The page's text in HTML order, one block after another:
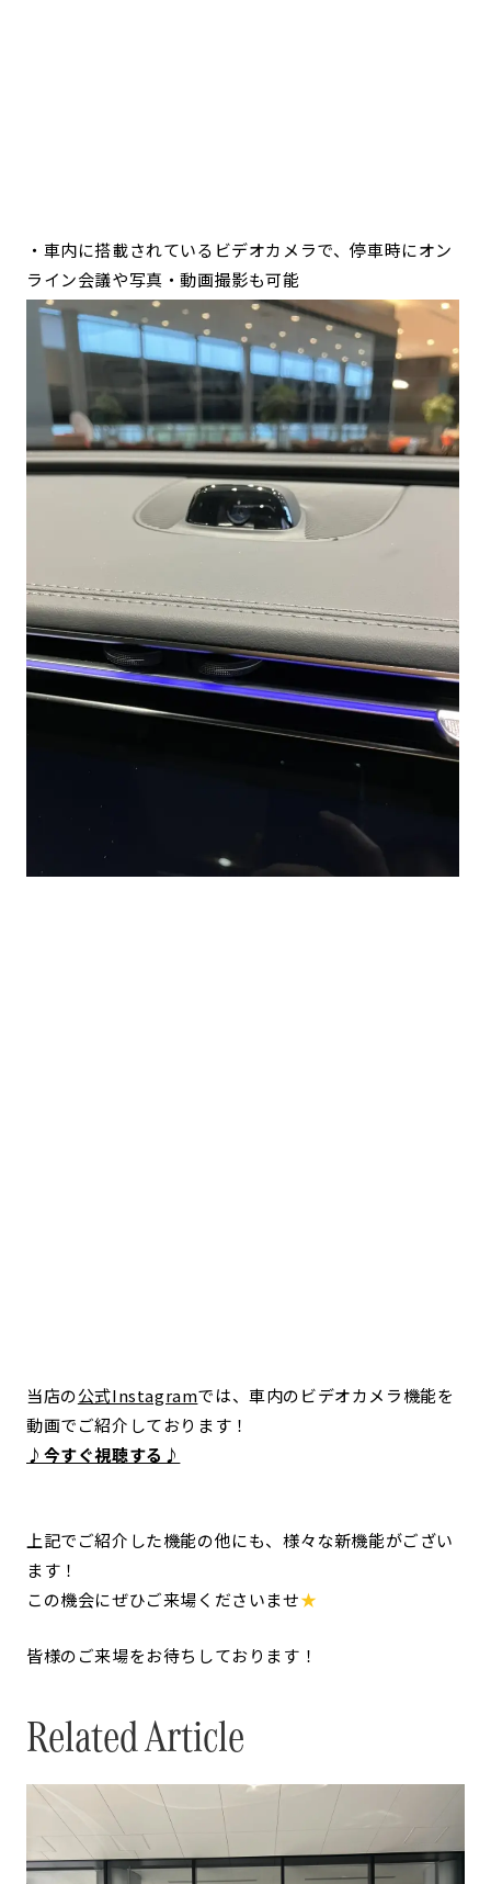
・車内に搭載されているビデオカメラで、停車時にオン
ライン会議や写真・動画撮影も可能
当店の公式Instagramでは、車内のビデオカメラ機能を
動画でご紹介しております！
♪今すぐ視聴する♪
上記でご紹介した機能の他にも、様々な新機能がござい
ます！
この機会にぜひご来場くださいませ★
皆様のご来場をお待ちしております！
Related Article